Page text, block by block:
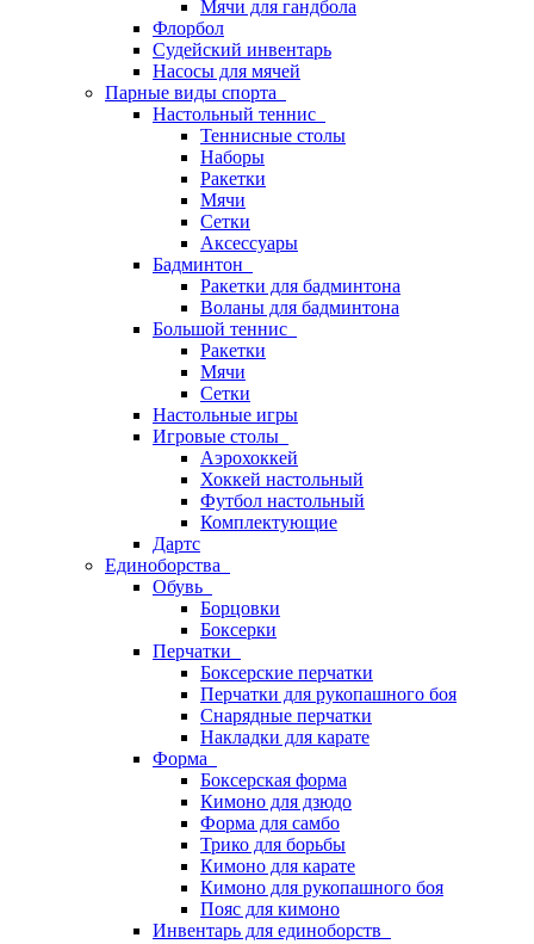
Мячи для гандбола
Флорбол
Судейский инвентарь
Насосы для мячей
Парные виды спорта
Настольный теннис
Теннисные столы
Наборы
Ракетки
Мячи
Сетки
Аксессуары
Бадминтон
Ракетки для бадминтона
Воланы для бадминтона
Большой теннис
Ракетки
Мячи
Сетки
Настольные игры
Игровые столы
Аэрохоккей
Хоккей настольный
Футбол настольный
Комплектующие
Дартс
Единоборства
Обувь
Борцовки
Боксерки
Перчатки
Боксерские перчатки
Перчатки для рукопашного боя
Снарядные перчатки
Накладки для карате
Форма
Боксерская форма
Кимоно для дзюдо
Форма для самбо
Трико для борьбы
Кимоно для карате
Кимоно для рукопашного боя
Пояс для кимоно
Инвентарь для единоборств